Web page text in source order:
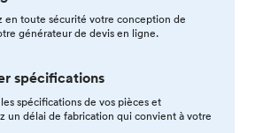
en toute sécurité votre conception de
générateur de devis en ligne.
spécifications
spécifications de vos pièces et
un délai de fabrication qui convient à votre